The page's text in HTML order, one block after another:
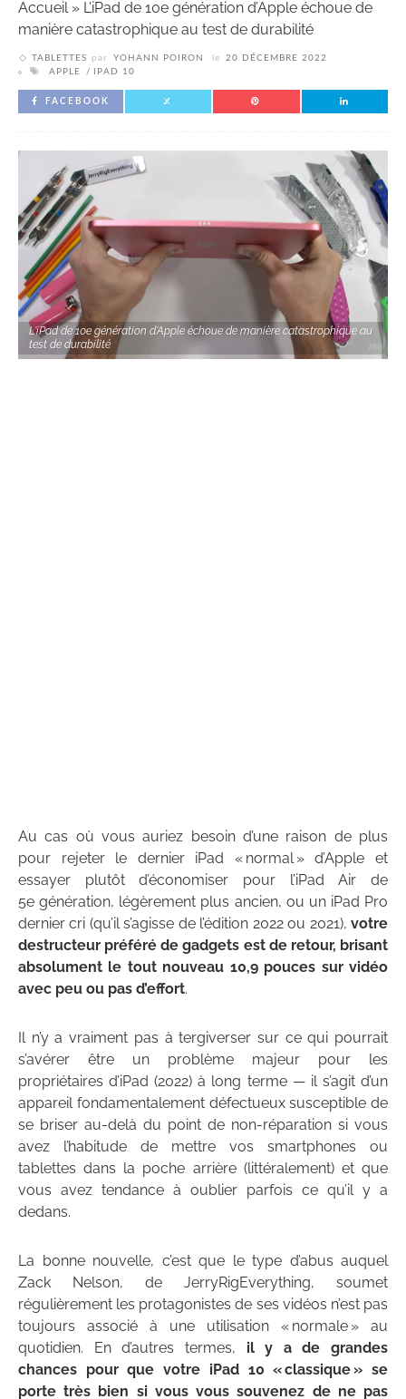
Accueil» L’iPad de 10e génération d’Apple échoue de
manière catastrophique au test de durabilité
TABLETTES par YOHANN POIRON le
20 DÉCEMBRE 2022
APPLE
IPAD 10
FACEBOOK
L'iPad de 10e génération d'Apple échoue de manière catastrophique au
test de durabilité
Au cas où vous auriez besoin d’une raison de plus
pour rejeter le dernier iPad « normal » d’Apple et
essayer plutôt d’économiser pour l’iPad Air de
5e génération, légèrement plus ancien, ou un iPad Pro
dernier cri (qu’il s’agisse de l’édition 2022 ou 2021), votre
destructeur préféré de gadgets est de retour, brisant
absolument le tout nouveau 10,9 pouces sur vidéo
avec peu ou pas d’effort.
Il n’y a vraiment pas à tergiverser sur ce qui pourrait
s’avérer être un problème majeur pour les
propriétaires d’iPad (2022) à long terme — il s’agit d’un
appareil fondamentalement défectueux susceptible de
se briser au-delà du point de non-réparation si vous
avez l’habitude de mettre vos smartphones ou
tablettes dans la poche arrière (littéralement) et que
vous avez tendance à oublier parfois ce qu’il y a
dedans.
La bonne nouvelle, c’est que le type d’abus auquel
Zack Nelson, de JerryRigEverything, soumet
régulièrement les protagonistes de ses vidéos n’est pas
toujours associé à une utilisation « normale » au
quotidien. En d’autres termes, il y a de grandes
chances pour que votre iPad 10 « classique » se
porte très bien si vous vous souvenez de ne pas